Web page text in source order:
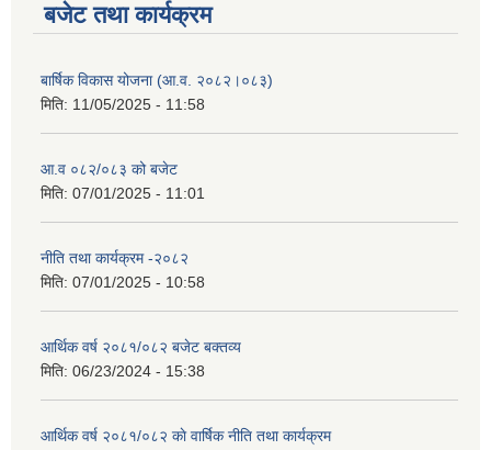
बजेट तथा कार्यक्रम
बार्षिक विकास योजना (आ.व. २०८२।०८३)
मिति: 11/05/2025 - 11:58
आ.व ०८२/०८३ को बजेट
मिति: 07/01/2025 - 11:01
नीति तथा कार्यक्रम -२०८२
मिति: 07/01/2025 - 10:58
आर्थिक वर्ष २०८१/०८२ बजेट बक्तव्य
मिति: 06/23/2024 - 15:38
आर्थिक वर्ष २०८१/०८२ काे वार्षिक नीति तथा कार्यक्रम